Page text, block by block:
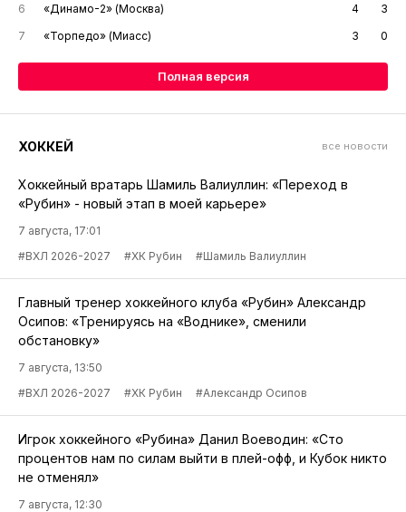
6
«Динамо-2» (Москва) 4
3
7
«Торпедо» (Миасс) 3 0
Полная версия
ХОККЕЙ все новости
Хоккейный вратарь Шамиль Валиуллин: «Переход в
«Рубин» - новый этап в моей карьере»
7 августа, 17:01
#ВХЛ 2026-2027
#ХК Рубин #Шамиль Валиуллин
Главный тренер хоккейного клуба «Рубин» Александр
Осипов: «Тренируясь на «Воднике», сменили
обстановку»
7 августа, 13:50
#ВХЛ 2026-2027
#ХК Рубин #Александр Осипов
Игрок хоккейного «Рубина» Данил Воеводин: «Сто
процентов нам по силам выйти в плей-офф, и Кубок никто
не отменял»
7 августа, 12:30